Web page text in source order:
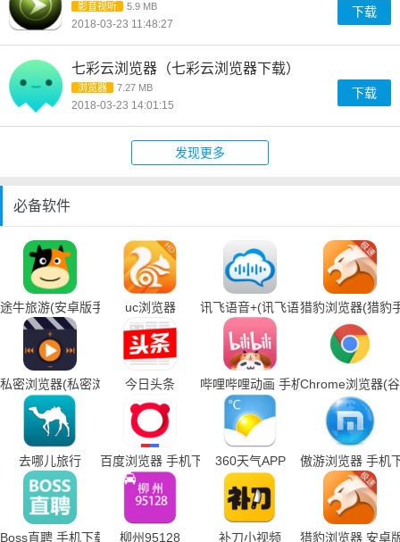
影音视听 5.9 MB
2018-03-23 11:48:27
下载
七彩云浏览器（七彩云浏览器下载）
浏览器 7.27 MB
2018-03-23 14:01:15
下载
发现更多
必备软件
途牛旅游(安卓版手机下载)uc浏览器 讯飞语音+(讯飞语音输入法手机下
猎豹浏览器(猎豹
私密浏览器(私密浏览器手机下载)
今日头条 哔哩哔哩动画 手机下载Chrome浏览器(
去哪儿旅行 百度浏览器 手机下载360天气APP 傲游浏览器 手机
Boss直聘 手机下载 柳州95128 补刀小视频 猎豹浏览器 安卓